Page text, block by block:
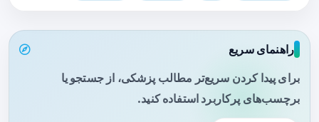
راهنمای سریع
برای پیدا کردن سریع‌تر مطالب پزشکی، از جستجو یا
برچسب‌های پرکاربرد استفاده کنید.